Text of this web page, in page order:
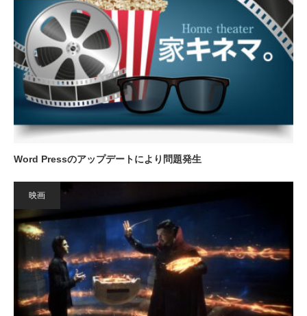
Word Pressのアップデートにより問題発生
映画